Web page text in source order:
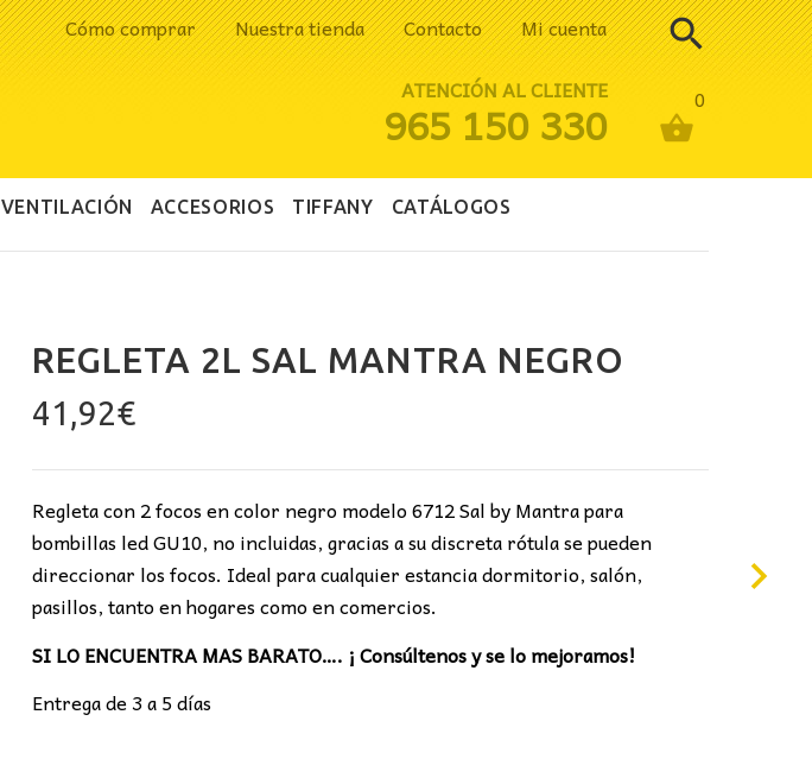
Cómo comprar Nuestra tienda Contacto Mi cuenta
0
ATENCIÓN AL CLIENTE
965 150 330
VENTILACIÓN ACCESORIOS TIFFANY CATÁLOGOS
REGLETA 2L SAL MANTRA NEGRO
41,92€
Regleta con 2 focos en color negro modelo 6712 Sal by Mantra para
bombillas led GU10, no incluidas, gracias a su discreta rótula se pueden
direccionar los focos. Ideal para cualquier estancia dormitorio, salón,
pasillos, tanto en hogares como en comercios.
SI LO ENCUENTRA MAS BARATO…. ¡ Consúltenos y se lo mejoramos!
Entrega de 3 a 5 días